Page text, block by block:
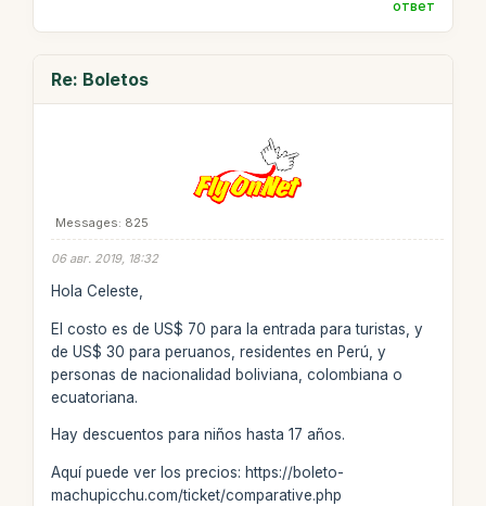
ответ
Re: Boletos
Messages: 825
06 авг. 2019, 18:32
Hola Celeste,
El costo es de US$ 70 para la entrada para turistas, y
de US$ 30 para peruanos, residentes en Perú, y
personas de nacionalidad boliviana, colombiana o
ecuatoriana.
Hay descuentos para niños hasta 17 años.
Aquí puede ver los precios: https://boleto-
machupicchu.com/ticket/comparative.php